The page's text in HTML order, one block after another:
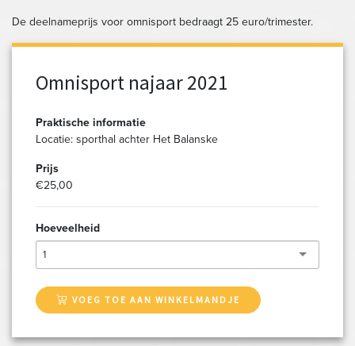
De deelnameprijs voor omnisport bedraagt 25 euro/trimester.
Omnisport najaar 2021
Praktische informatie
Locatie: sporthal achter Het Balanske
Prijs
€25,00
Hoeveelheid
1
VOEG TOE AAN WINKELMANDJE